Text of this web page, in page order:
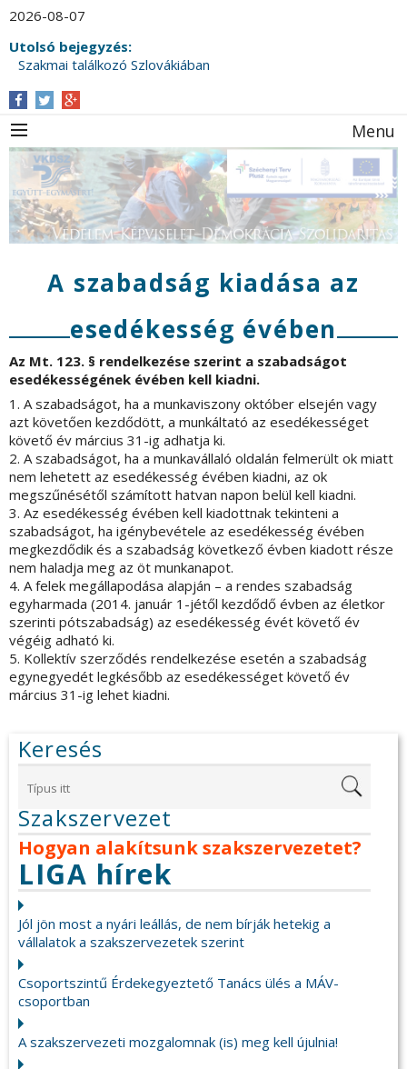
2026-08-07
Utolsó bejegyzés:
Szakmai találkozó Szlovákiában
Menu
A szabadság kiadása az
esedékesség évében
Az Mt. 123. § rendelkezése szerint a szabadságot
esedékességének évében kell kiadni.
1. A szabadságot, ha a munkaviszony október elsején vagy
azt követően kezdődött, a munkáltató az esedékességet
követő év március 31-ig adhatja ki.
2. A szabadságot, ha a munkavállaló oldalán felmerült ok miatt
nem lehetett az esedékesség évében kiadni, az ok
megszűnésétől számított hatvan napon belül kell kiadni.
3. Az esedékesség évében kell kiadottnak tekinteni a
szabadságot, ha igénybevétele az esedékesség évében
megkezdődik és a szabadság következő évben kiadott része
nem haladja meg az öt munkanapot.
4. A felek megállapodása alapján – a rendes szabadság
egyharmada (2014. január 1-jétől kezdődő évben az életkor
szerinti pótszabadság) az esedékesség évét követő év
végéig adható ki.
5. Kollektív szerződés rendelkezése esetén a szabadság
egynegyedét legkésőbb az esedékességet követő év
március 31-ig lehet kiadni.
Keresés
Szakszervezet
Hogyan alakítsunk szakszervezetet?
LIGA hírek
Jól jön most a nyári leállás, de nem bírják hetekig a
vállalatok a szakszervezetek szerint
Csoportszintű Érdekegyeztető Tanács ülés a MÁV-
csoportban
A szakszervezeti mozgalomnak (is) meg kell újulnia!